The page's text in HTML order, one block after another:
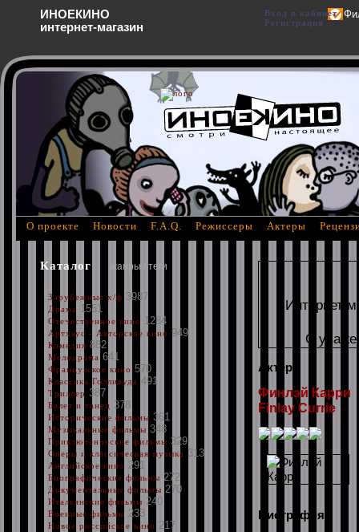
Интернет
С
Актер
Финлэй Карри
Finlay Currie
Биография:
Каталог жанры / теги
Зарубежные х/ф 3987
Драма 1551
Отечественное кино 1284
Артхаус - Авторское кино 949
Комедия 882
Мелодрама 641
Французское кино 570
Классика Голливуда 491
Триллер 387
Балет и танец 378
Исторические фильмы 361
Музыкальные фильмы 348
Приключенческие фильмы 329
Оперы и классическая музыка 313
Английское кино 291
Биографические фильмы 272
Документальные фильмы 270
Итальянские фильмы 240
Военные фильмы 233
Новое российское кино 217
О проекте Новости F.A.Q. Режиссеры Актеры
ИНОЕКИНО
интернет-магазин
Вход в кабинет
Регистрация